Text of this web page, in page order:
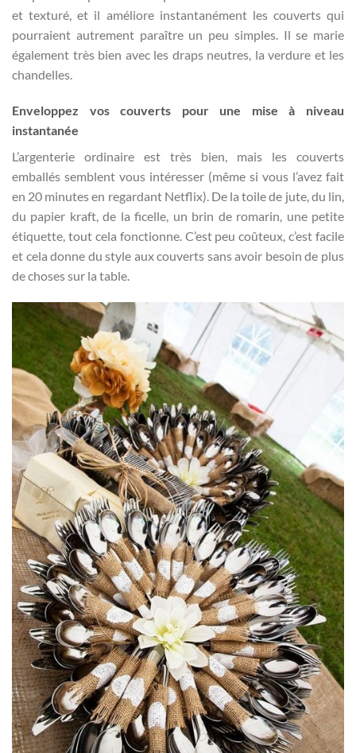
et texturé, et il améliore instantanément les couverts qui
pourraient autrement paraître un peu simples. Il se marie
également très bien avec les draps neutres, la verdure et les
chandelles.
Enveloppez vos couverts pour une mise à niveau
instantanée
L’argenterie ordinaire est très bien, mais les couverts
emballés semblent vous intéresser (même si vous l’avez fait
en 20 minutes en regardant Netflix). De la toile de jute, du lin,
du papier kraft, de la ficelle, un brin de romarin, une petite
étiquette, tout cela fonctionne. C’est peu coûteux, c’est facile
et cela donne du style aux couverts sans avoir besoin de plus
de choses sur la table.